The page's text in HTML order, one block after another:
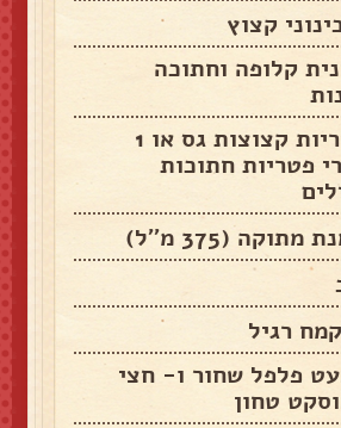
קלופה וחתוכה
1 סלסלת פטריות קצוצות גס או 1
פטריות חתוכות
פלפל שחור ו- חצי
טחון